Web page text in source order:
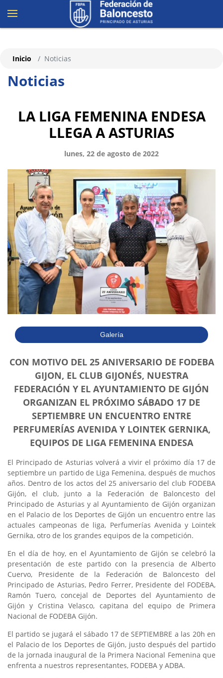
Noticias
Inicio Noticias
LA LIGA FEMENINA ENDESA
LLEGA A ASTURIAS
lunes, 22 de agosto de 2022
Galería
CON MOTIVO DEL 25 ANIVERSARIO DE FODEBA
GIJON, EL CLUB GIJONÉS, NUESTRA
FEDERACIÓN Y EL AYUNTAMIENTO DE GIJÓN
ORGANIZAN EL PRÓXIMO SÁBADO 17 DE
SEPTIEMBRE UN ENCUENTRO ENTRE
PERFUMERÍAS AVENIDA Y LOINTEK GERNIKA,
EQUIPOS DE LIGA FEMENINA ENDESA
El Principado de Asturias volverá a vivir el próximo día 17 de
septiembre un partido de Liga Femenina, después de muchos
años. Dentro de los actos del 25 aniversario del club FODEBA
Gijón, el club, junto a la Federación de Baloncesto del
Principado de Asturias y al Ayuntamiento de Gijón organizan
en el Palacio de los Deportes de Gijón un encuentro entre las
actuales campeonas de liga, Perfumerías Avenida y Lointek
Gernika, otro de los grandes equipos de la competición.
En el día de hoy, en el Ayuntamiento de Gijón se celebró la
presentación de este partido con la presencia de Alberto
Cuervo, Presidente de la Federación de Baloncesto del
Principado de Asturias, Pedro Ferrer, Presidente del FODEBA,
Ramón Tuero, concejal de Deportes del Ayuntamiento de
Gijón y Cristina Velasco, capitana del equipo de Primera
Nacional de FODEBA Gijón.
El partido se jugará el sábado 17 de SEPTIEMBRE a las 20h en
el Palacio de los Deportes de Gijón, justo después del partido
de la jornada inaugural de la Primera Nacional Femenina que
enfrenta a nuestros representantes, FODEBA y ADBA.